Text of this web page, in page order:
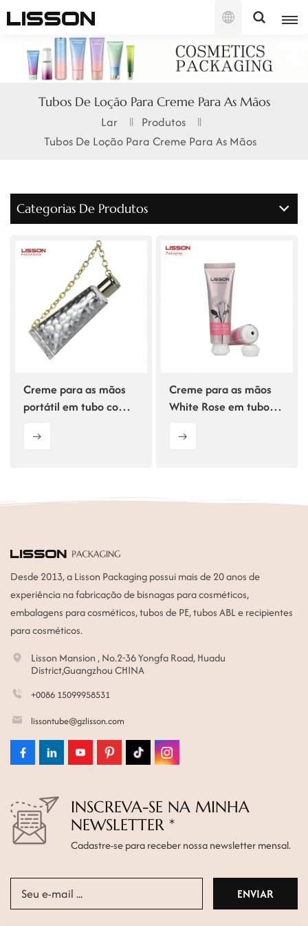
Português
English
français
русский
português
Tubos De Loção Para Creme Para As Mãos
Lar
Produtos
Tubos De Loção Para Creme Para As Mãos
Categorias De Produtos
Creme para as mãos
portátil em tubo com
Creme para as mãos
White Rose em tubo
em formato de flor de
Desde 2013, a Lisson Packaging possui mais de 20 anos de
experiência na fabricação de bisnagas para cosméticos,
embalagens para cosméticos, tubos de PE, tubos ABL e recipientes
para cosméticos.
Lisson Mansion , No.2-36 Yongfa Road, Huadu
District,Guangzhou CHINA
+0086 15099958531
lissontube@gzlisson.com
INSCREVA-SE NA MINHA
NEWSLETTER *
Cadastre-se para receber nossa newsletter mensal.